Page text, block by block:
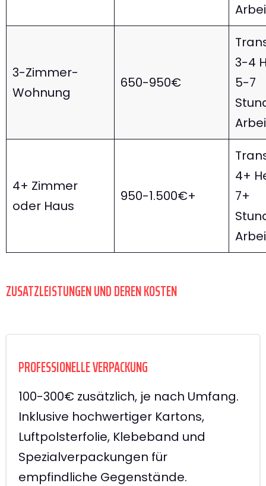
3-Zimmer-
Wohnung
650-950€
3-4
5-7
4+ Zimmer
oder Haus
950-1.500€+
4+
7+
ZUSATZLEISTUNGEN UND DEREN KOSTEN
PROFESSIONELLE VERPACKUNG
100-300€ zusätzlich, je nach Umfang.
Inklusive hochwertiger Kartons,
Luftpolsterfolie, Klebeband und
Spezialverpackungen für
empfindliche Gegenstände.